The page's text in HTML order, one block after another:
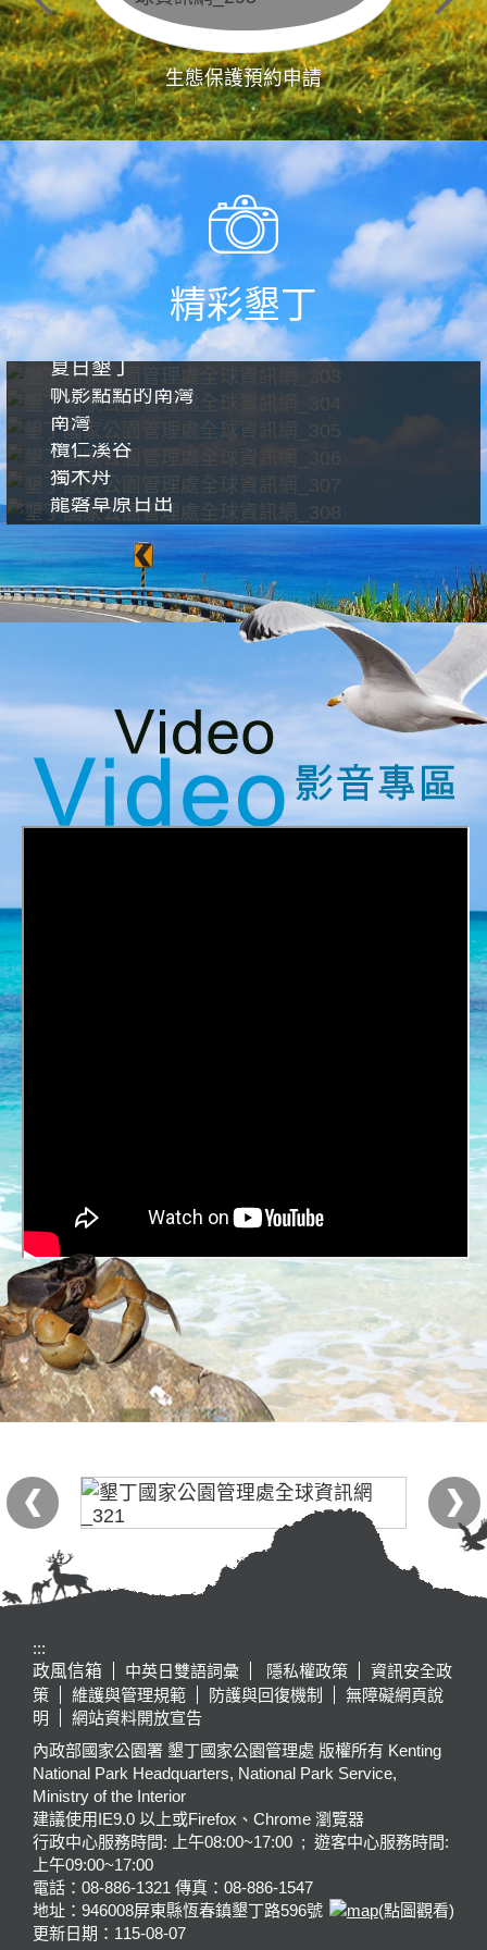
生態保護預約申請
精彩墾丁
夏日墾丁
帆影點點的南灣
南灣
欖仁溪谷
獨木舟
龍磐草原日出
:::
政風信箱
中英日雙語詞彙 隱私權政策
資訊安全政
策
維護與管理規範 防護與回復機制
無障礙網頁說
明
網站資料開放宣告
內政部國家公園署 墾丁國家公園管理處 版權所有 Kenting
National Park Headquarters, National Park Service,
Ministry of the Interior
建議使用IE9.0 以上或Firefox、Chrome 瀏覽器
行政中心服務時間: 上午08:00~17:00 ; 遊客中心服務時間:
上午09:00~17:00
電話：08-886-1321 傳真：08-886-1547
地址：946008屏東縣恆春鎮墾丁路596號
(點圖觀看)
更新日期： 115-08-07